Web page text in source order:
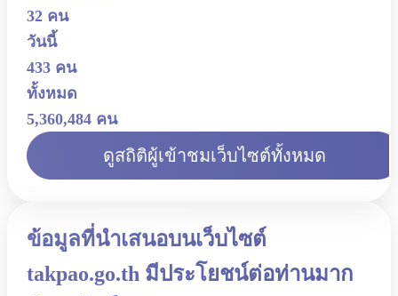
32 คน
วันนี้
433 คน
ทั้งหมด
5,360,484 คน
ดูสถิติผู้เข้าชมเว็บไซต์ทั้งหมด
ข้อมูลที่นำเสนอบนเว็บไซต์
takpao.go.th มีประโยชน์ต่อท่านมาก